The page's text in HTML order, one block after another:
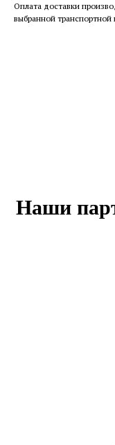
Оплата доставки
выбранной транспортной
Наши